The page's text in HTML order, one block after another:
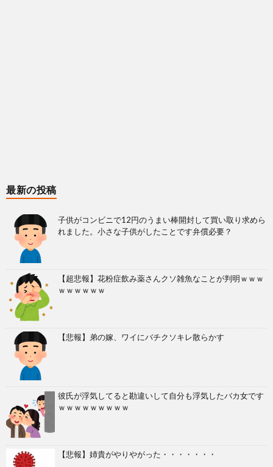
最新の投稿
子供がコンビニで12円のうまい棒開封して買い取り求めら
れました。小さな子供がしたことです弁償必要？
【超悲報】花粉症飲み薬さんクソ雑魚なことが判明ｗｗｗ
ｗｗｗｗｗｗ
【悲報】弟の嫁、ワイにバチクソキレ散らかす
彼氏が浮気してると勘違いして自分も浮気したバカ女です
ｗｗｗｗｗｗｗｗｗ
【悲報】姉貴がやりやがった・・・・・・・